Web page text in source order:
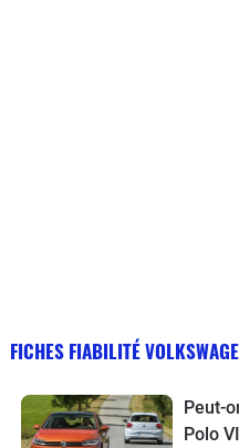
FICHES FIABILITÉ
Peut-
Polo